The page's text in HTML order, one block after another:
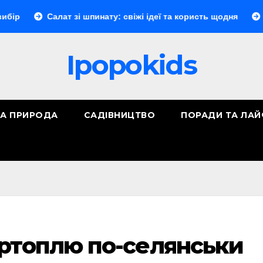
зі шпинату: свіжі ідеї та користь щодня
Ipopokids
ПРИРОДА САДІВНИЦТВО ПОРАДИ ТА
по-селянськи